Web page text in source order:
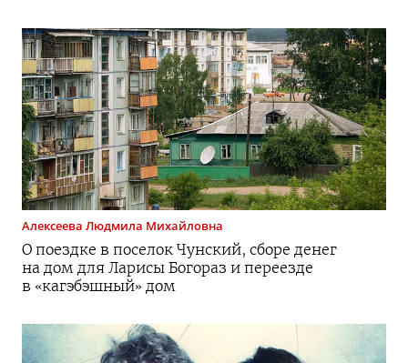
Алексеева Людмила Михайловна
О поездке в поселок Чунский, сборе денег
на дом для Ларисы Богораз и переезде
в «кагэбэшный» дом